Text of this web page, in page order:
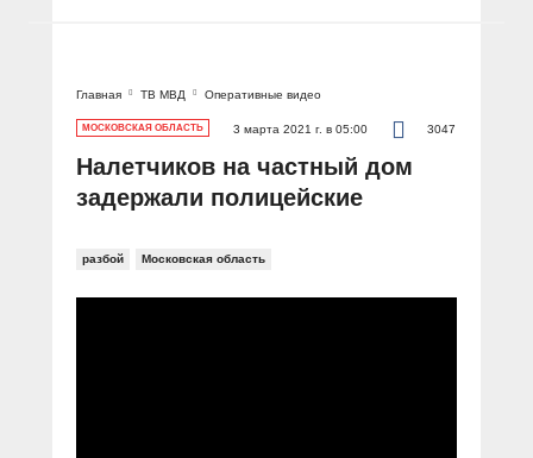
Главная ТВ МВД Оперативные видео
МОСКОВСКАЯ ОБЛАСТЬ 3 марта 2021 г. в 05:00 3047
Налетчиков на частный дом
задержали полицейские
разбой Московская область